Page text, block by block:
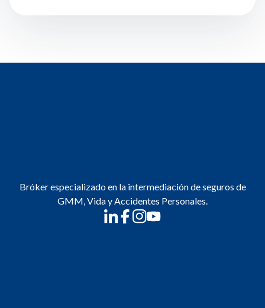
Bróker especializado en la intermediación de seguros de
GMM, Vida y Accidentes Personales.